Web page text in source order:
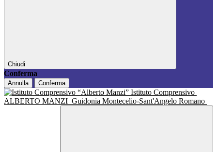
Chiudi
Conferma
Annulla Conferma
Istituto Comprensivo
ALBERTO MANZI Guidonia Montecelio-Sant'Angelo Romano